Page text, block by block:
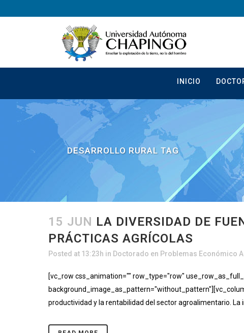
INICIO
DESARROLLO RURAL TAG
15 JUN LA DIVERSIDAD DE
PRÁCTICAS AGRÍCOLAS
Posted at 13:23h in Doctorado en Problemas Económico
[vc_row css_animation="" row_type="row"
productividad y la rentabilidad del sector agroalimentario. La